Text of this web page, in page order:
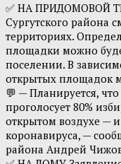
✅ НА ПРИДОМОВОЙ
Сургутского района
территориях.
площадки можно
поселении. В
открытых площадок
💬 — Планируется,
проголосует 80%
открытом воздухе —
коронавируса, —
района Андрей